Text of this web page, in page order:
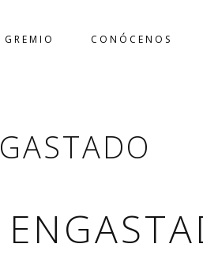
GREMIO CONÓCENOS